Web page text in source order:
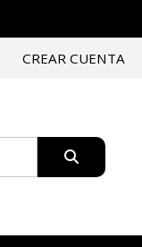
CREAR CUENTA